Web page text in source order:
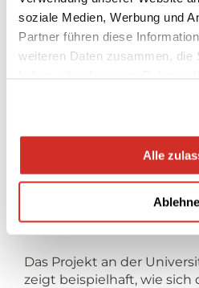
soziale Medien, Werbung und
Partner führen diese
weiteren Daten zusammen, die
Alle
Das
nächsten 30
Das Projekt an der
zeigt beispielhaft, wie sich